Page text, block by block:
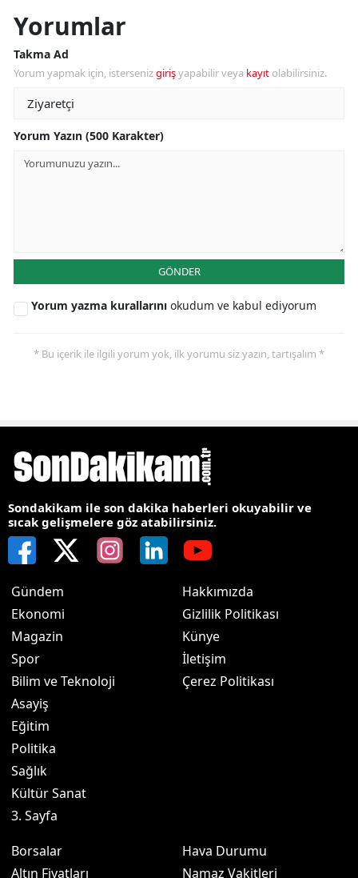
Yorumlar
Takma Ad
Yorum yapmak için, istersenizgirişyapabilir veya kayıt olabilirsiniz.
Yorum Yazın (500 Karakter)
GÖNDER
Yorum yazma kurallarını okudum ve kabul ediyorum
* Bu içerik ile ilgili yorum yok, ilk yorumu siz yazın, tartışalım *
Sondakikam ile son dakika haberleri okuyabilir ve
sıcak gelişmelere göz atabilirsiniz.
Gündem
Ekonomi
Magazin
Spor
Bilim ve Teknoloji
Asayiş
Eğitim
Politika
Sağlık
Kültür Sanat
3. Sayfa
Hakkımızda
Gizlilik Politikası
Künye
İletişim
Çerez Politikası
Borsalar
Altın Fiyatları
Hava Durumu
Namaz Vakitleri